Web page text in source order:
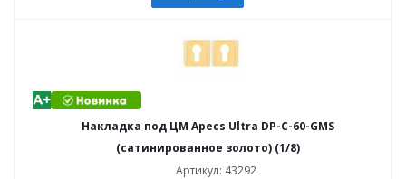
Накладка под ЦМ Apecs Ultra DP-C-60-GMS
(сатинированное золото) (1/8)
Артикул: 43292